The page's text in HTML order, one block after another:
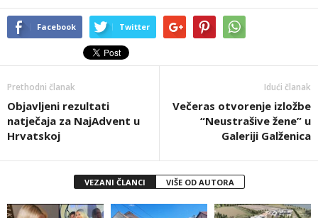
Facebook Twitter
Prethodni članak
Objavljeni rezultati
natječaja za NajAdvent u
Hrvatskoj
Idući članak
Večeras otvorenje izložbe
“Neustrašive žene” u
Galeriji Galženica
VEZANI ČLANCI VIŠE OD AUTORA